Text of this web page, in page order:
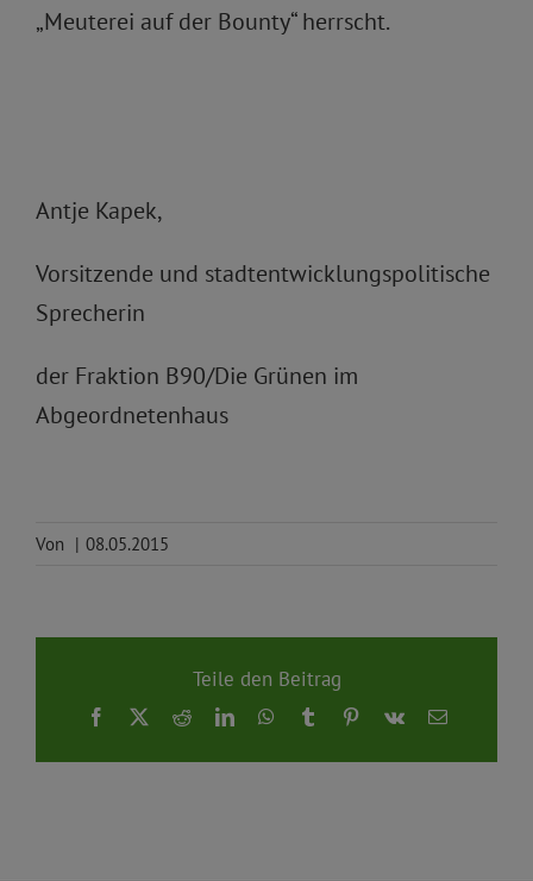
„Meuterei auf der Bounty“ herrscht.
Antje Kapek,
Vorsitzende und stadtentwicklungspolitische
Sprecherin
der Fraktion B90/Die Grünen im
Abgeordnetenhaus
Von | 08.05.2015
Teile den Beitrag
Facebook
X RedditLinkedInWhatsApp
TumblrPinterest
Vk
E-